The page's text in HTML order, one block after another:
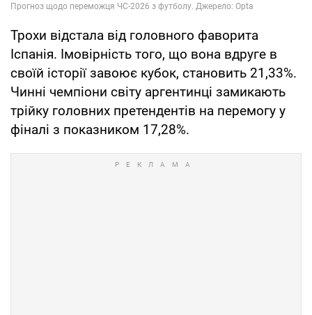
Трохи відстала від головного фаворита
Іспанія. Імовірність того, що вона вдруге в
своїй історії завоює кубок, становить 21,33%.
Чинні чемпіони світу аргентинці замикають
трійку головних претендентів на перемогу у
фіналі з показником 17,28%.